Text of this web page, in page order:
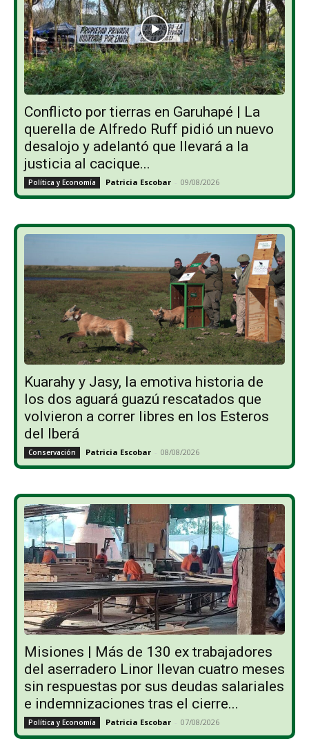
Conflicto por tierras en Garuhapé | La
querella de Alfredo Ruff pidió un nuevo
desalojo y adelantó que llevará a la
justicia al cacique...
Política y Economía Patricia Escobar - 09/08/2026
Kuarahy y Jasy, la emotiva historia de
los dos aguará guazú rescatados que
volvieron a correr libres en los Esteros
del Iberá
Conservación Patricia Escobar - 08/08/2026
Misiones | Más de 130 ex trabajadores
del aserradero Linor llevan cuatro meses
sin respuestas por sus deudas salariales
e indemnizaciones tras el cierre...
Política y Economía Patricia Escobar - 07/08/2026